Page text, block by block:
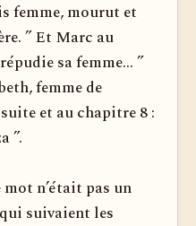
femme, mourut et
” Et Marc au
sa femme... ”
femme de
et au chapitre 8 :
”.
mot n’était pas un
suivaient les